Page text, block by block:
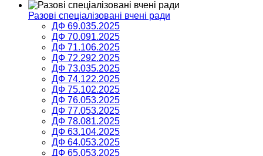
Разові спеціалізовані вчені ради
ДФ 69.035.2025
ДФ 70.091.2025
ДФ 71.106.2025
ДФ 72.292.2025
ДФ 73.035.2025
ДФ 74.122.2025
ДФ 75.102.2025
ДФ 76.053.2025
ДФ 77.053.2025
ДФ 78.081.2025
ДФ 63.104.2025
ДФ 64.053.2025
ДФ 65.053.2025